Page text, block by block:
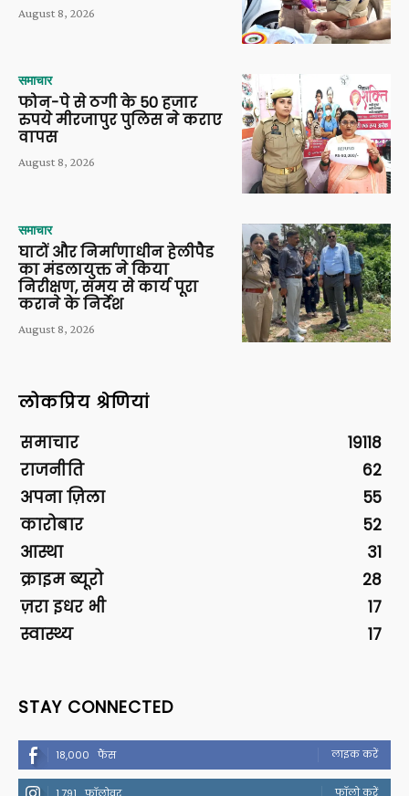
August 8, 2026
समाचार
फोन-पे से ठगी के 50 हजार
रुपये मीरजापुर पुलिस ने कराए
वापस
August 8, 2026
समाचार
घाटों और निर्माणाधीन हेलीपैड
का मंडलायुक्त ने किया
निरीक्षण, समय से कार्य पूरा
कराने के निर्देश
August 8, 2026
लोकप्रिय श्रेणियां
समाचार
19118
राजनीति
62
अपना ज़िला
55
कारोबार
52
आस्था
31
क्राइम ब्यूरो
28
ज़रा इधर भी
17
स्वास्थ्य
17
STAY CONNECTED
18,000 फैंस लाइक करें
फॉलो करें